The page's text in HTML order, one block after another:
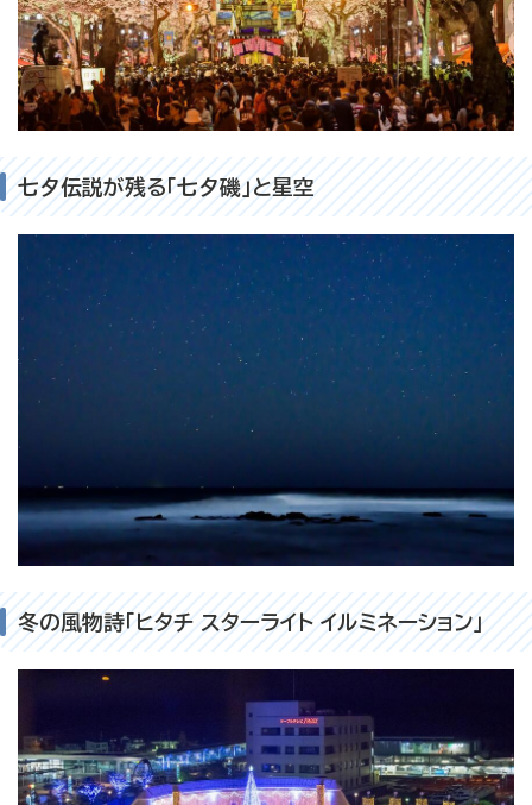
七夕伝説が残る「七夕磯」と星空
冬の風物詩「ヒタチ スターライト イルミネーション」